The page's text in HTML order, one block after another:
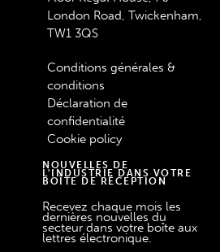
London Road, Twickenham,
TW1 3QS
Conditions générales &
conditions
Déclaration de
confidentialité
Cookie policy
NOUVELLES DE
L'INDUSTRIE DANS VOTRE
BOÎTE DE RÉCEPTION
Recevez chaque mois les
dernières nouvelles du
secteur dans votre boîte aux
lettres électronique.